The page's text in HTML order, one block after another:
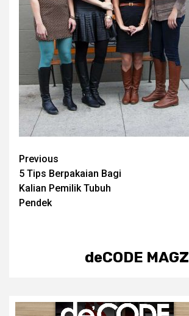
Post
navigation
Previous
5 Tips Berpakaian Bagi
Kalian Pemilik Tubuh
Pendek
deCODE MAGZ